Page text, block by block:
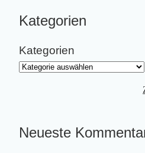
Kategorien
Kategorien
Neueste